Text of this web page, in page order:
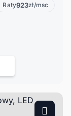
Raty923zł/msc